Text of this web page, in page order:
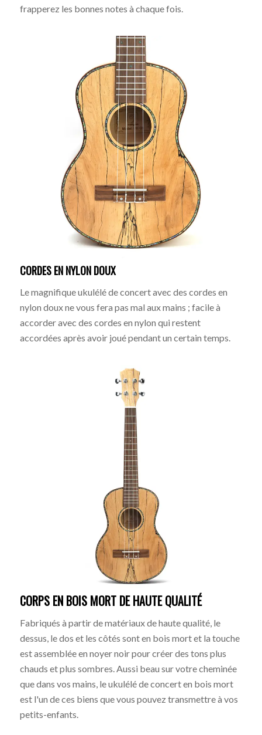
frapperez les bonnes notes à chaque fois.
CORDES EN NYLON DOUX
Le magnifique ukulélé de concert avec des cordes en
nylon doux ne vous fera pas mal aux mains ; facile à
accorder avec des cordes en nylon qui restent
accordées après avoir joué pendant un certain temps.
CORPS EN BOIS MORT DE HAUTE QUALITÉ
Fabriqués à partir de matériaux de haute qualité, le
dessus, le dos et les côtés sont en bois mort et la touche
est assemblée en noyer noir pour créer des tons plus
chauds et plus sombres. Aussi beau sur votre cheminée
que dans vos mains, le ukulélé de concert en bois mort
est l'un de ces biens que vous pouvez transmettre à vos
petits-enfants.